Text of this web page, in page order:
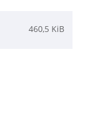
460,5 KiB